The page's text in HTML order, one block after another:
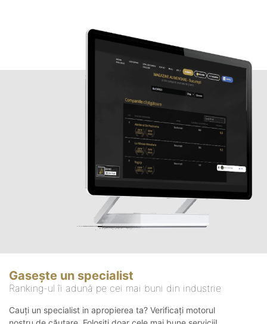
Gasește un specialist
Ranking-ul îi adună pe cei mai buni din industrie
Cauți un specialist in apropierea ta? Verificați motorul